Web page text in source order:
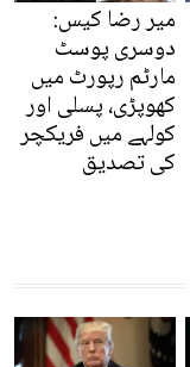
میر رضا کیس:
دوسری پوسٹ
مارٹم رپورٹ میں
کھوپڑی، پسلی اور
کولہے میں فریکچر
کی تصدیق